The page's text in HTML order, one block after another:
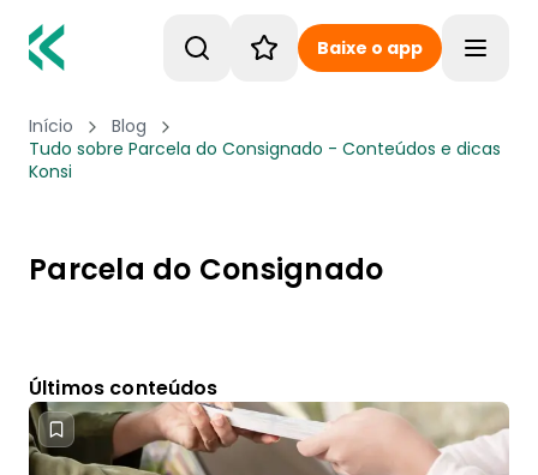
Baixe o app
Início
Blog
Tudo sobre Parcela do Consignado - Conteúdos e dicas
Konsi
Parcela do Consignado
Últimos conteúdos